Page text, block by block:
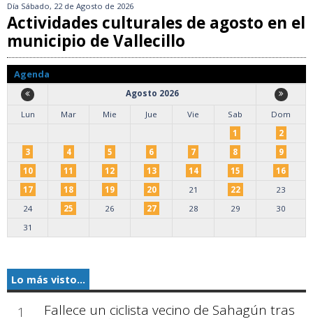
Día Sábado, 22 de Agosto de 2026
Actividades culturales de agosto en el
municipio de Vallecillo
Agenda
Agosto 2026
Lun
Mar Mie Jue Vie Sab
Dom
1
2
3
4 5 6 7 8
9
10
11 12 13 14 15
16
17
18 19 20 21 22
23
24
25 26 27 28 29
30
31
Lo más visto...
1 Fallece un ciclista vecino de Sahagún tras